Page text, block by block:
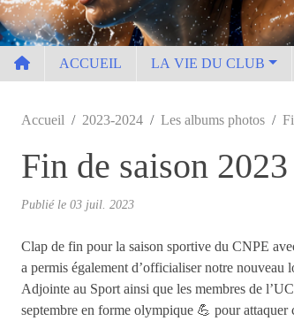
ACCUEIL LA VIE DU CLUB
Accueil 2023-2024 Les albums photos
Fin de saison 2023
Publié le 03 juil. 2023
Clap de fin pour la saison sportive du CNPE
a permis également d’officialiser notre
Adjointe au Sport ainsi que les membres de
septembre en forme olympique 💪 pour attaquer